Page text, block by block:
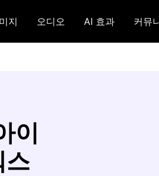
지 오디오 AI 효과 커뮤
이